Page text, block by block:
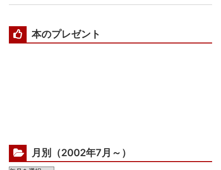
本のプレゼント
月別（2002年7月～）